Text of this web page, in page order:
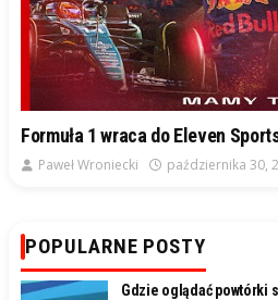
Formuła 1 wraca do Eleven
Paweł Wroniecki października 30,
POPULARNE POSTY
Gdzie oglądać powtórki